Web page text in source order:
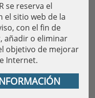
se reserva el
el sitio web de la
con el fin de
añadir o eliminar
objetivo de mejorar
Internet.